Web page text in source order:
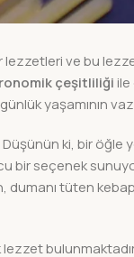
ve bu
çeşitliliği
yaşamının
ki, bir öğle
bir seçenek
dumanı tüten